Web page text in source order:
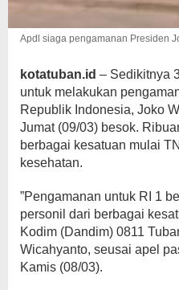
Apdl siaga pengamanan Presiden
kotatuban.id – Sedikitnya
untuk melakukan
Republik Indonesia, Joko
Jumat (09/03) besok.
berbagai kesatuan mulai
kesehatan.
”Pengamanan untuk RI 1
personil dari berbagai
Kodim (Dandim) 0811
Wicahyanto, seusai apel
Kamis (08/03).